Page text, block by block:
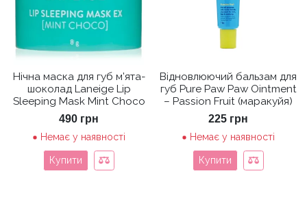
Нічна маска для губ м’ята-
шоколад Laneige Lip
Sleeping Mask Mint Choco
490 грн
Немає у наявності
Купити
Відновлюючий бальзам для
губ Pure Paw Paw Ointment
– Passion Fruit (маракуйя)
225 грн
Немає у наявності
Купити